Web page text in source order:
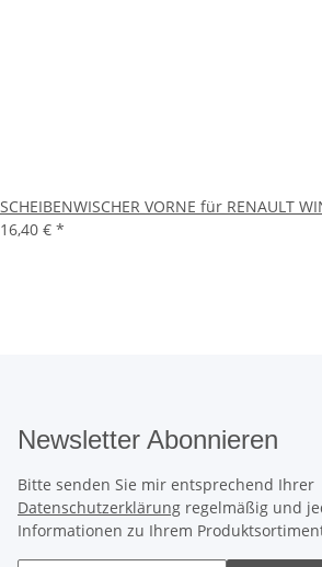
SCHEIBENWISCHER VORNE für RENAULT
16,40 € *
Newsletter Abonnieren
Bitte senden Sie mir entsprechend Ihrer
Datenschutzerklärung regelmäßig und
Informationen zu Ihrem